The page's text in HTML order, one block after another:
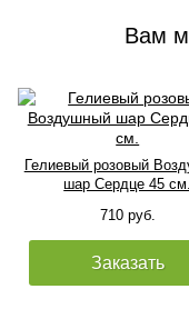
Вам
Гелиевый розовый
шар Сердце 45 см.
710 руб.
Заказать